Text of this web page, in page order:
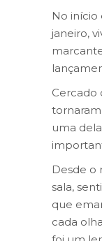
No início
janeiro,
Cercado
uma
Desde o
sala,
que
cada